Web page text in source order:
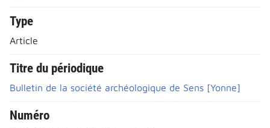
Type
Article
Titre du périodique
Bulletin de la société archéologique de Sens [Yonne]
Numéro